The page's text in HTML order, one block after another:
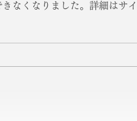
デュオ・リサイ
なくなりました。詳細はサ